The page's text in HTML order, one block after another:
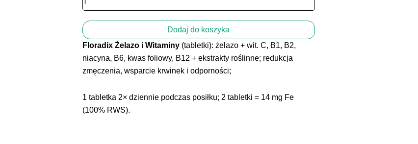
Floradix
i
Witaminy
–
84 tabletki
Dodaj do koszyka
Floradix Żelazo i Witaminy (tabletki): żelazo + wit. C, B1, B2,
niacyna, B6, kwas foliowy, B12 + ekstrakty roślinne; redukcja
zmęczenia, wsparcie krwinek i odporności;
1 tabletka 2× dziennie podczas posiłku; 2 tabletki = 14 mg Fe
(100% RWS).